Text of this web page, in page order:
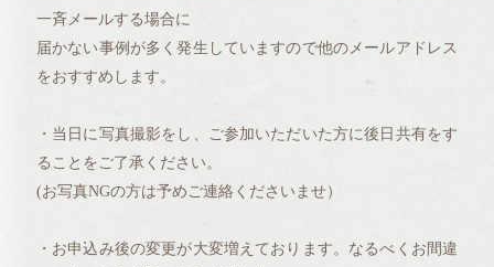
一斉メールする場合に
届かない事例が多く発生していますので他のメールアドレス
をおすすめします。
・当日に写真撮影をし、ご参加いただいた方に後日共有をす
ることをご了承ください。
(お写真NGの方は予めご連絡くださいませ）
・お申込み後の変更が大変増えております。なるべくお間違